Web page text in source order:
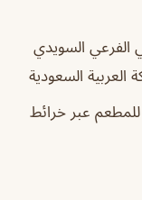
الفرعي السويدي
عبر خرائط